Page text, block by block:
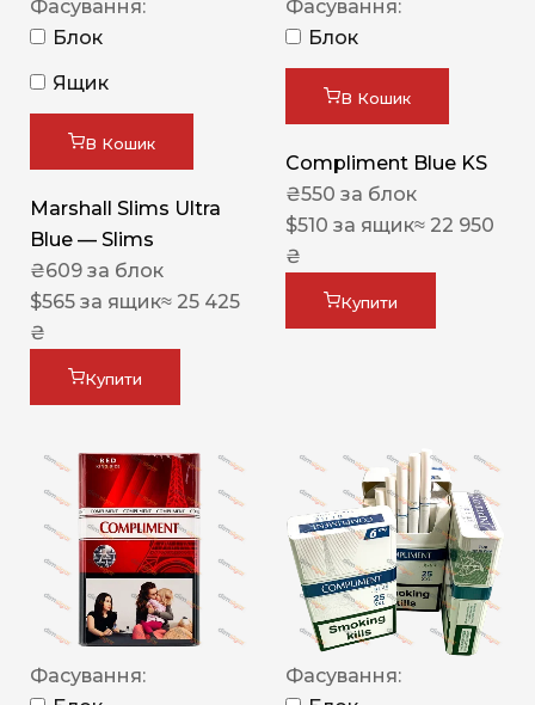
Фасування:
Блок
Ящик
В Кошик
Marshall Slims Ultra
Blue — Slims
₴609 за блок
$565 за ящик≈ 25 425
₴
Купити
Фасування:
Блок
В Кошик
Compliment Blue KS
₴550 за блок
$510 за ящик≈ 22 950
₴
Купити
Фасування:
Фасування: